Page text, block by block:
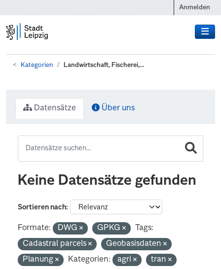
Anmelden
Kategorien Landwirtschaft, Fischerei,...
Datensätze Über uns
Keine Datensätze gefunden
Sortieren nach
Formate: DWG GPKG
Tags:
Cadastral parcels
Geobasisdaten
Planung
Kategorien: agri
tran